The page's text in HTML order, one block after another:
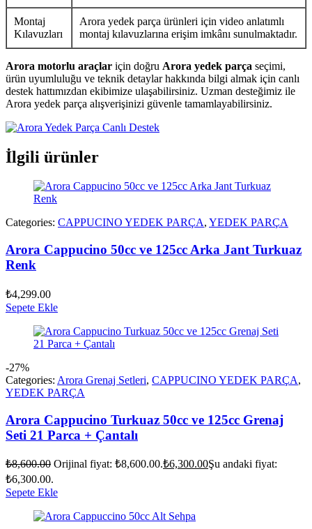
Montaj
Kılavuzları
Arora yedek parça ürünleri için video anlatımlı
montaj kılavuzlarına erişim imkânı sunulmaktadır.
Arora motorlu araçlar için doğru Arora yedek parça seçimi,
ürün uyumluluğu ve teknik detaylar hakkında bilgi almak için canlı
destek hattımızdan ekibimize ulaşabilirsiniz. Uzman desteğimiz ile
Arora yedek parça alışverişinizi güvenle tamamlayabilirsiniz.
İlgili ürünler
Categories: CAPPUCINO YEDEK PARÇA, YEDEK PARÇA
Arora Cappucino 50cc ve 125cc Arka Jant Turkuaz
Renk
₺4,299.00
Sepete Ekle
-27%
Categories: Arora Grenaj Setleri, CAPPUCINO YEDEK PARÇA,
YEDEK PARÇA
Arora Cappucino Turkuaz 50cc ve 125cc Grenaj
Seti 21 Parca + Çantalı
₺8,600.00 Orijinal fiyat: ₺8,600.00.₺6,300.00Şu andaki fiyat:
₺6,300.00.
Sepete Ekle